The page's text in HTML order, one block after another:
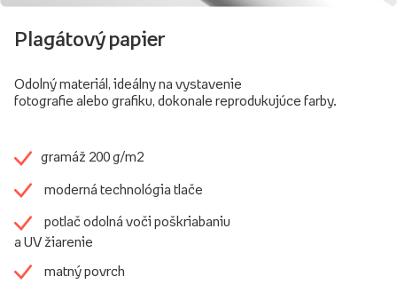
Plagátový papier
Odolný materiál, ideálny na vystavenie
fotografie alebo grafiku, dokonale reprodukujúce farby.
gramáž 200 g/m2
moderná technológia tlače
potlač odolná voči poškriabaniu
a UV žiarenie
matný povrch